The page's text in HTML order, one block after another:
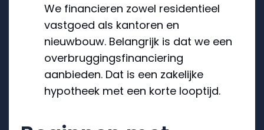
We financieren zowel residentieel
vastgoed als kantoren en
nieuwbouw. Belangrijk is dat we een
overbruggingsfinanciering
aanbieden. Dat is een zakelijke
hypotheek met een korte looptijd.